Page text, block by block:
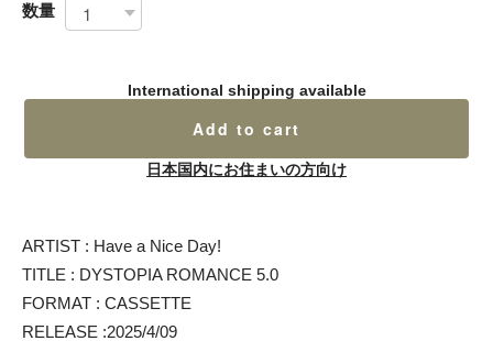
数量
International shipping available
Add to cart
日本国内にお住まいの方向け
ARTIST : Have a Nice Day!
TITLE : DYSTOPIA ROMANCE 5.0
FORMAT : CASSETTE
RELEASE :2025/4/09